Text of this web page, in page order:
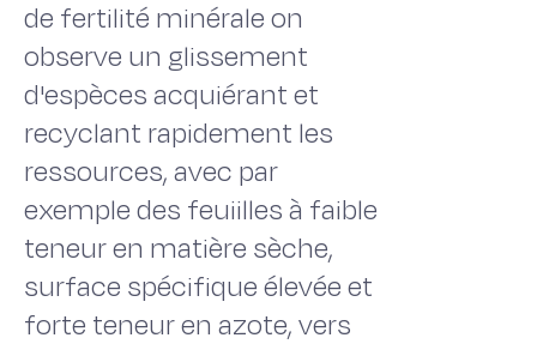
de fertilité minérale on
observe un glissement
d'espèces acquiérant et
recyclant rapidement les
ressources, avec par
exemple des feuiilles à faible
teneur en matière sèche,
surface spécifique élevée et
forte teneur en azote, vers